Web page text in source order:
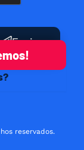
Enviar
reservados.